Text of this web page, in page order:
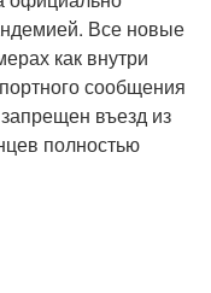
Все новые
как внутри
сообщения
въезд из
полностью